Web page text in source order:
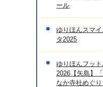
ール
ゆりほんスマ
タ2025
ゆりほんフット
2026【矢島】
なか寺社めぐり